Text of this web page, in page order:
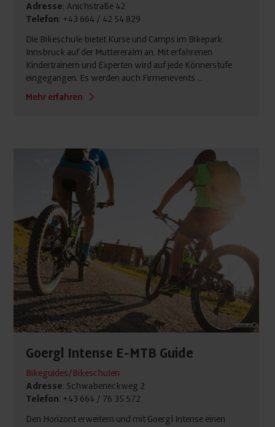
Adresse: Anichstraße 42
Telefon: +43 664 / 42 54 829
Die Bikeschule bietet Kurse und Camps im Bikepark
Innsbruck auf der Muttereralm an. Mit erfahrenen
Kindertrainern und Experten wird auf jede Könnerstufe
eingegangen. Es werden auch Firmenevents ...
Mehr erfahren
Goergl Intense E-MTB Guide
Bikeguides/Bikeschulen
Adresse: Schwabeneckweg 2
Telefon: +43 664 / 76 35 572
Den Horizont erweitern und mit Goergl Intense einen